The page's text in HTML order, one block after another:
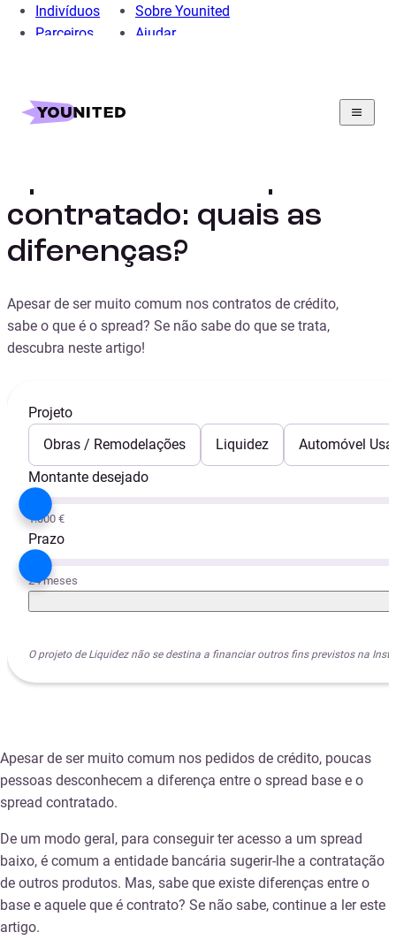
Indivíduos
Parceiros
Sobre Younited
Ajudar
Home
Guia
Spread base vs. spread contratado: quais as diferenças?
contratado: quais as
diferenças?
Apesar de ser muito comum nos contratos de crédito,
sabe o que é o spread? Se não sabe do que se trata,
descubra neste artigo!
Projeto
Obras / Remodelações
Liquidez
Automóvel
Montante desejado
1.000 €
Prazo
24 meses
O projeto de Liquidez não se destina a financiar outros fins previstos na
Apesar de ser muito comum nos pedidos de crédito, poucas
pessoas desconhecem a diferença entre o spread base e o
spread contratado.
De um modo geral, para conseguir ter acesso a um spread
baixo, é comum a entidade bancária sugerir-lhe a contratação
de outros produtos. Mas, sabe que existe diferenças entre o
base e aquele que é contrato? Se não sabe, continue a ler este
artigo.